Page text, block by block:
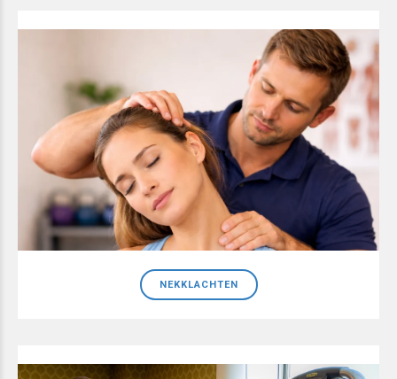
NEKKLACHTEN